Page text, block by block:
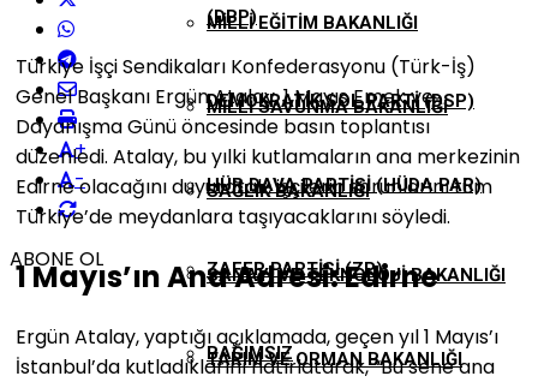
(DBP)
DEMOKRATIK SOL PARTI (DSP)
HÜR DAVA PARTISI (HÜDA PAR)
ZAFER PARTISI (ZP)
BAĞIMSIZ
MILLI EĞITIM BAKANLIĞI
MILLI SAVUNMA BAKANLIĞI
SAĞLIK BAKANLIĞI
SANAYI VE TEKNOLOJI BAKANLIĞI
TARIM VE ORMAN BAKANLIĞI
+
-
ABONE OL
Türkiye İşçi Sendikaları Konfederasyonu (Türk-İş)
Genel Başkanı Ergün Atalay, 1 Mayıs Emek ve
Dayanışma Günü öncesinde basın toplantısı
düzenledi. Atalay, bu yılki kutlamaların ana merkezinin
Edirne olacağını duyurarak, işçilerin sorunlarını tüm
Türkiye’de meydanlara taşıyacaklarını söyledi.
1 Mayıs’ın Ana Adresi: Edirne
Ergün Atalay, yaptığı açıklamada, geçen yıl 1 Mayıs’ı
İstanbul’da kutladıklarını hatırlatarak, “Bu sene ana